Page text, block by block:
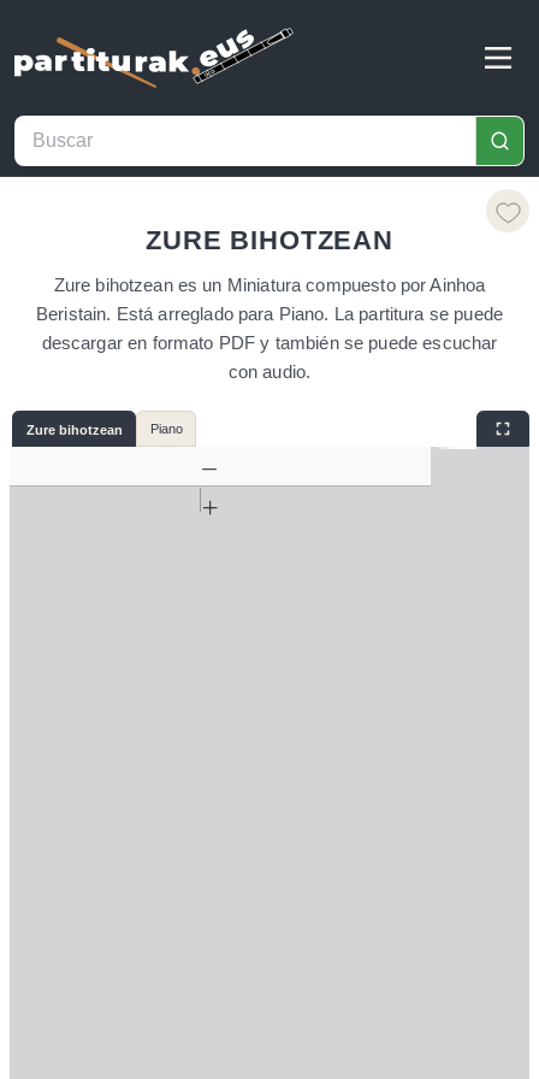
ZURE BIHOTZEAN
Zure bihotzean es un Miniatura compuesto por Ainhoa
Beristain. Está arreglado para Piano. La partitura se puede
descargar en formato PDF y también se puede escuchar
con audio.
Zure bihotzean Piano